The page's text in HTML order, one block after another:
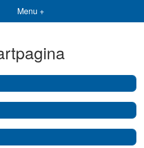
Menu +